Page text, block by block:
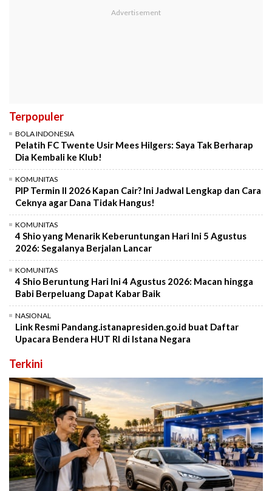
Terpopuler
BOLA INDONESIA
Pelatih FC Twente Usir Mees Hilgers: Saya Tak Berharap
Dia Kembali ke Klub!
KOMUNITAS
PIP Termin II 2026 Kapan Cair? Ini Jadwal Lengkap dan Cara
Ceknya agar Dana Tidak Hangus!
KOMUNITAS
4 Shio yang Menarik Keberuntungan Hari Ini 5 Agustus
2026: Segalanya Berjalan Lancar
KOMUNITAS
4 Shio Beruntung Hari Ini 4 Agustus 2026: Macan hingga
Babi Berpeluang Dapat Kabar Baik
NASIONAL
Link Resmi Pandang.istanapresiden.go.id buat Daftar
Upacara Bendera HUT RI di Istana Negara
Terkini